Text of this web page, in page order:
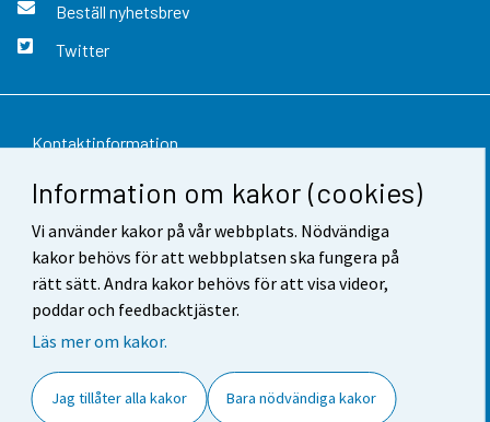
Information om kakor (cookies)
Vi använder kakor på vår webbplats. Nödvändiga
kakor behövs för att webbplatsen ska fungera på
rätt sätt. Andra kakor behövs för att visa videor,
poddar och feedbacktjäster.
Läs mer om kakor.
Jag tillåter alla kakor Bara nödvändiga kakor
Beställ nyhetsbrev
Twitter
Kontaktinformation
Respons
Användarvillkor
Dataskydd
Tillgänglighet
Cookie-inställningar